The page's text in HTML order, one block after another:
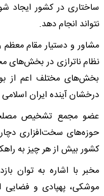
ساختاری در کشور ایجاد
نتواند انجام دهد.
مشاور و دستیار مقام معظم
نظام ناترازی در بخش‌های
بخش‌های مختلف اعم از
درخشان آینده ایران
عضو مجمع تشخیص
حوزه‌های سخت‌افزاری
کشور بیش از هر چیز به
مخبر با اشاره به توان
موشکی، پهپادی و فضایی